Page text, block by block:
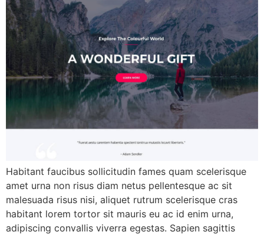
Habitant faucibus sollicitudin fames quam scelerisque
amet urna non risus diam netus pellentesque ac sit
malesuada risus nisi, aliquet rutrum scelerisque cras
habitant lorem tortor sit mauris eu ac id enim urna,
adipiscing convallis viverra egestas. Sapien sagittis